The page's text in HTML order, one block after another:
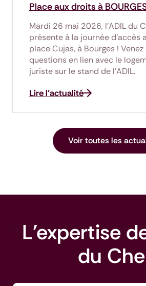
Place aux droits à
Mardi 26 mai 2026, l'ADIL du
présente à la journée d'accès
place Cujas, à Bourges !
questions en lien avec le
juriste sur le stand de l'ADIL.
Lire l'actualité
Voir toutes les
L'expertise
du